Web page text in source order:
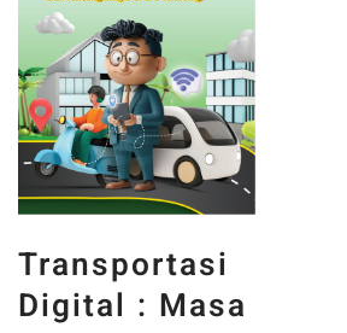
Transportasi
Digital : Masa